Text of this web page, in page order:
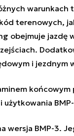
terenowych,
obejmuje jazdę
i jezdnym
wersja BMP-3.